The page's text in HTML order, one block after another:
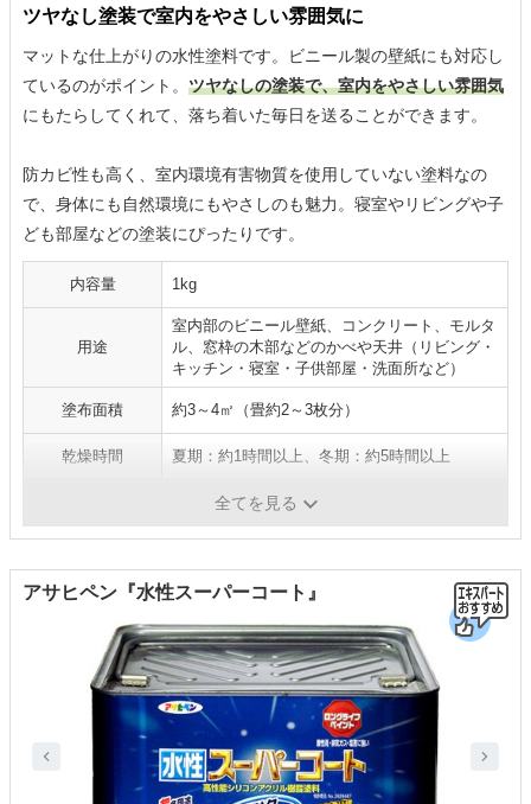
ツヤなし塗装で室内をやさしい雰囲気に
マットな仕上がりの水性塗料です。ビニール製の壁紙にも対応し
ているのがポイント。 ツヤなしの塗装で、室内をやさしい雰囲気
にもたらしてくれて、落ち着いた毎日を送ることができます。
防カビ性も高く、室内環境有害物質を使用していない塗料なの
で、身体にも自然環境にもやさしのも魅力。寝室やリビングや子
ども部屋などの塗装にぴったりです。
内容量 1kg
用途
室内部のビニール壁紙、コンクリート、モルタ
ル、窓枠の木部などのかべや天井（リビング・
キッチン・寝室・子供部屋・洗面所など）
塗布面積 約3～4㎡（畳約2～3枚分）
乾燥時間 夏期：約1時間以上、冬期：約5時間以上
全てを見る
アサヒペン『水性スーパーコート』